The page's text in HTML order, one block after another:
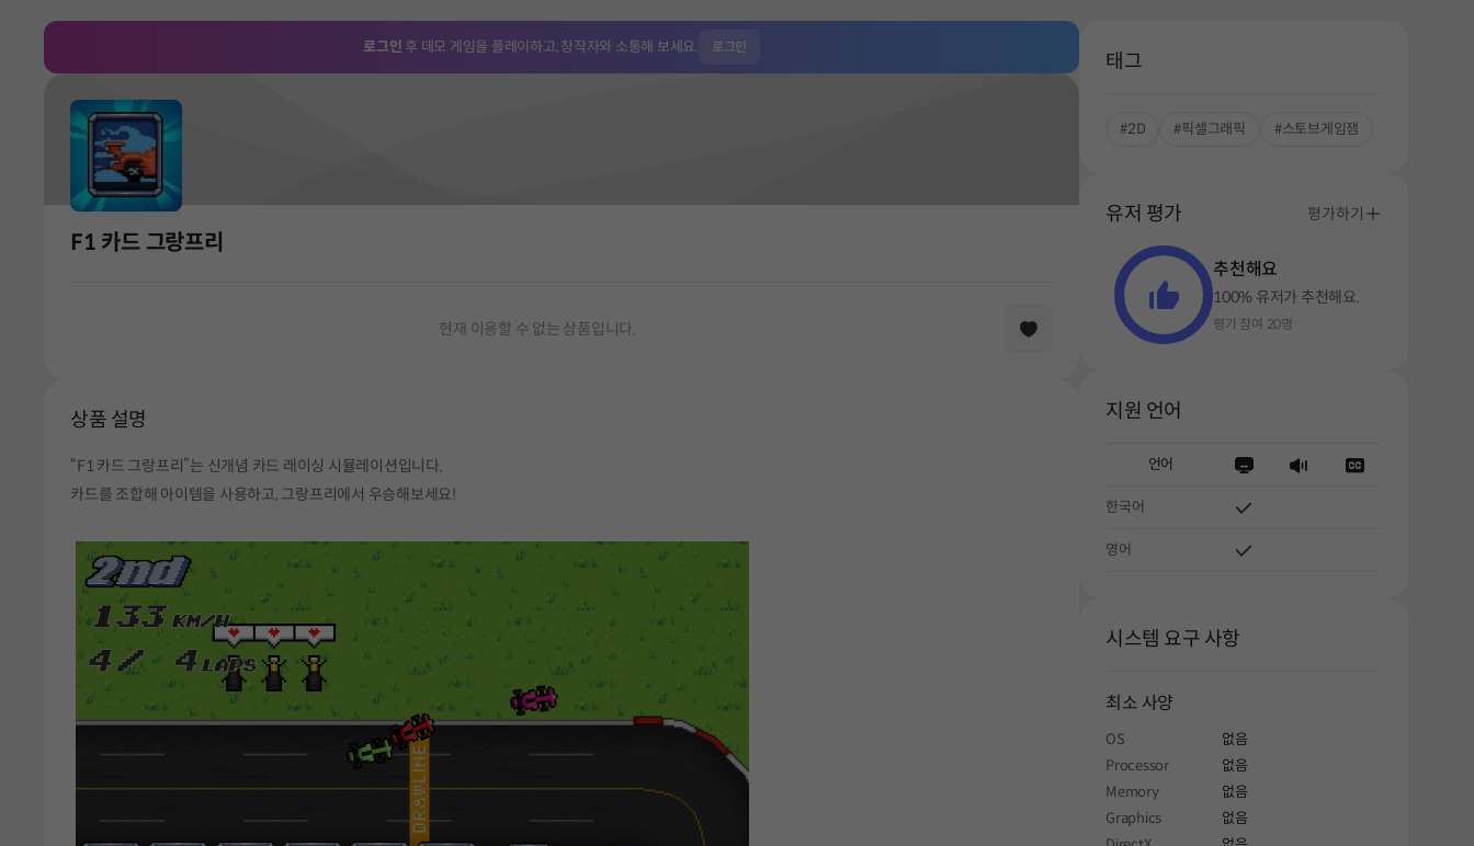
로그인 후 데모 게임을 플레이하고,창작자와 소통해 보세요. 로그인
F1 카드 그랑프리
현재 이용할 수 없는 상품입니다.
상품 설명
“F1 카드 그랑프리”는 신개념 카드 래이싱 시뮬레이션입니다.
카드를 조합해 아이템을 사용하고, 그랑프리에서 우승해보세요!
태그
#2D #픽셀그래픽 #스토브게임잼
유저 평가 평가하기
추천해요
100% 유저가 추천해요.
평가 참여 20명
지원 언어
언어
한국어
영어
시스템 요구 사항
최소 사양
OS
없음
Processor
없음
Memory
없음
Graphics
없음